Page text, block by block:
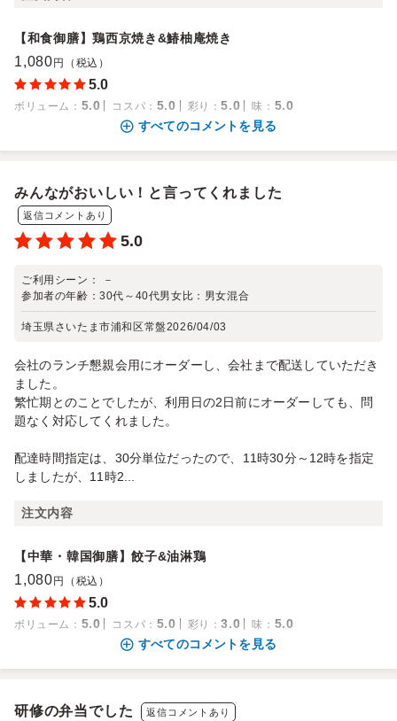
【和食御膳】鶏西京焼き&鰆柚庵焼き
1,080 円（税込）
5.0
ボリューム ： 5.0 コスパ ： 5.0 彩り ：5.0 味 ： 5.0
すべてのコメントを見る
みんながおいしい！と言ってくれました
返信コメントあり
5.0
ご利用シーン：
－
参加者の年齢：30代～40代男女比： 男女混合
埼玉県さいたま市浦和区常盤2026/04/03
会社のランチ懇親会用にオーダーし、会社まで配送していただき
ました。
繁忙期とのことでしたが、利用日の2日前にオーダーしても、問
題なく対応してくれました。
配達時間指定は、30分単位だったので、11時30分～12時を指定
しましたが、11時2...
注文内容
【中華・韓国御膳】餃子&油淋鶏
1,080 円（税込）
5.0
ボリューム ： 5.0 コスパ ： 5.0 彩り ：3.0 味 ： 5.0
すべてのコメントを見る
研修の弁当でした 返信コメントあり